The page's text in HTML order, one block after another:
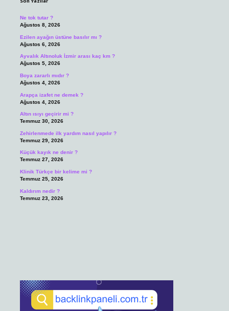
Ne tok tutar ?
Ağustos 8, 2026
Ezilen ayağın üstüne basılır mı ?
Ağustos 6, 2026
Ayvalık Altınoluk İzmir arası kaç km ?
Ağustos 5, 2026
Boya zararlı mıdır ?
Ağustos 4, 2026
Arapça izafet ne demek ?
Ağustos 4, 2026
Altın ısıyı geçirir mi ?
Temmuz 30, 2026
Zehirlenmede ilk yardım nasıl yapılır ?
Temmuz 29, 2026
Küçük kayık ne denir ?
Temmuz 27, 2026
Klinik Türkçe bir kelime mi ?
Temmuz 25, 2026
Kaldırım nedir ?
Temmuz 23, 2026